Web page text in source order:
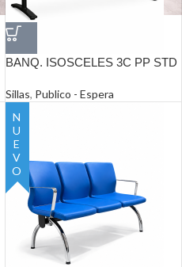
BANQ. ISOSCELES 3C PP STD
Sillas, Publico - Espera
NUEVO